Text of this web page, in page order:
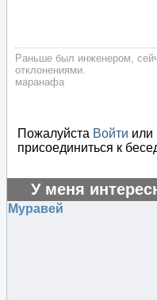
Раньше был инженером,
отклонениями.
маранафа
Пожалуйста Войти или
присоединиться к
У меня
Муравей